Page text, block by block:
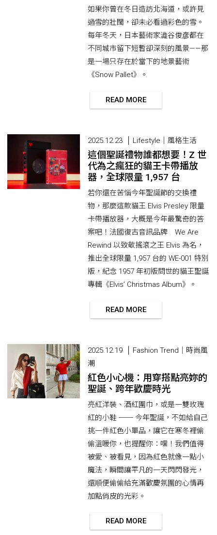
如果你曾在冬日造訪北海道，或許見
過雪的壯闊，卻未必看過彩色的雪。
每年冬天，日本藝術家澁谷俊彦都在
不同城市留下短暫卻深刻的風景——那
是一場只存在於當下的地景藝術
《Snow Pallet》。
READ MORE
2025.12.23 Lifestyle｜風格生活
這個聖誕禮物誰都想要！Z 世
代為之瘋狂的貓王卡帶播放
器，全球限量 1,957 台
若你還在苦惱今年聖誕節的交換禮
物，那麼這款貓王 Elvis Presley 限量
卡帶播放器，大概是今年最驚奇的答
案吧！法國復古音訊品牌 We Are
Rewind 以致敬搖滾之王 Elvis 為名，
推出全球限量 1,957 台的 WE-001 特別
版，紀念 1957 年初版問世的貓王聖誕
專輯《Elvis’ Christmas Album》。
READ MORE
2025.12.19
Fashion Trend｜時尚風
潮
紅色小心機：用穿搭點亮妳的
聖誕、跨年歡慶時光
亮紅洋裝、酒紅圍巾，或是一雙玫瑰
紅的小鞋 ── 今年聖誕，不如給自己
挑一件紅色小單品，讓它在寒冬裡偷
偷溫暖你，也提醒你：嘿！我們值得
被愛、被看見，因為紅色就像一點小
魔法，瞬間讓平凡的一天閃閃發光，
還順便偷偷給充滿歡慶氛圍的心情再
加點俏皮的光彩。
READ MORE